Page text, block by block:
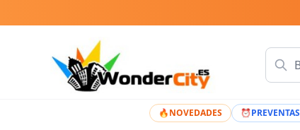
🔥NOVEDADES ⏰PREVENTAS